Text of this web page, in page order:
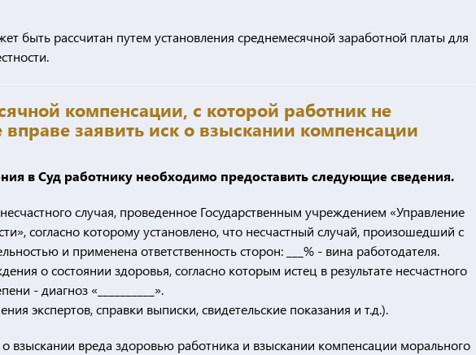
быть рассчитан путем установления среднемесячной заработной платы для
компенсации, с которой работник не
вправе заявить иск о взыскании компенсации
в Суд работнику необходимо предоставить следующие сведения.
случая, проведенное Государственным учреждением «Управление
согласно которому установлено, что несчастный случай, произошедший с
и применена ответственность сторон: ___% - вина работодателя.
о состоянии здоровья, согласно которым истец в результате несчастного
- диагноз «__________».
экспертов, справки выписки, свидетельские показания и т.д.).
взыскании вреда здоровью работника и взыскании компенсации морального